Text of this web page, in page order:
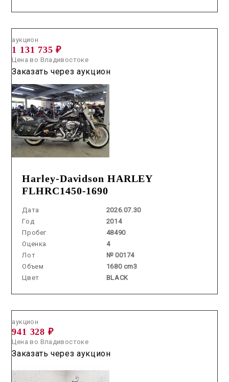
Harley-Davidson HARLEY
FLHRC1450-1690
Дата
2026.07.30
Год
2014
Пробег
48490
Оценка
4
Лот
№ 00174
Объем
1680 cm3
Цвет
BLACK
аукцион
1 131 735 ₽
Цена во Владивостоке
Заказать через аукцион
аукцион
941 328 ₽
Цена во Владивостоке
Заказать через аукцион